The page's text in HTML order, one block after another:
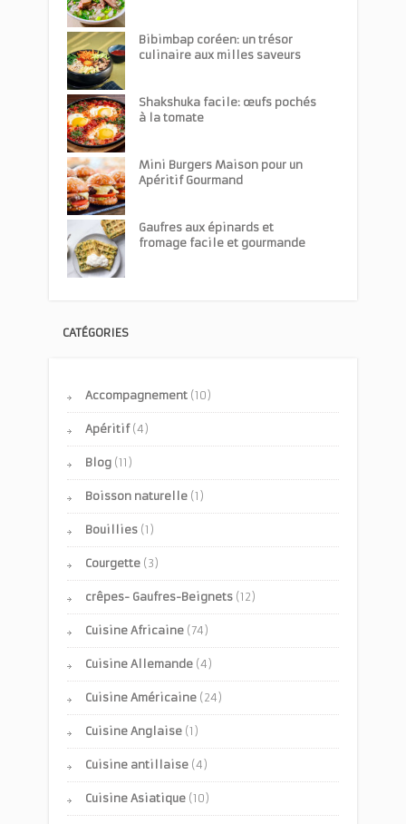
Bibimbap coréen: un trésor
culinaire aux milles saveurs
Shakshuka facile: œufs pochés
à la tomate
Mini Burgers Maison pour un
Apéritif Gourmand
Gaufres aux épinards et
fromage facile et gourmande
CATÉGORIES
Accompagnement (10)
Apéritif(4)
Blog (11)
Boisson naturelle (1)
Bouillies (1)
Courgette (3)
crêpes- Gaufres-Beignets (12)
Cuisine Africaine (74)
Cuisine Allemande (4)
Cuisine Américaine (24)
Cuisine Anglaise (1)
Cuisine antillaise (4)
Cuisine Asiatique (10)